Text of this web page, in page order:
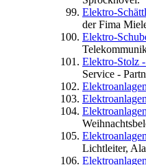
Elektro-
der Fima
Elektro-
Elektro-Stolz
Service -
Lichtleiter,